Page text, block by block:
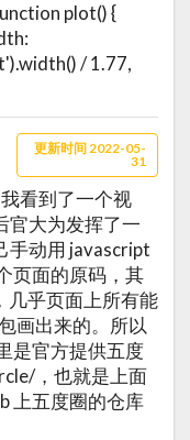
plot() {
/ 1.77,
更新时间 2022-05-
31
看到了一个视
官大为发挥了一
手动用 javascript
页面的原码，其
几乎页面上所有能
画出来的。所以
是官方提供五度
，也就是上面
上五度圈的仓库